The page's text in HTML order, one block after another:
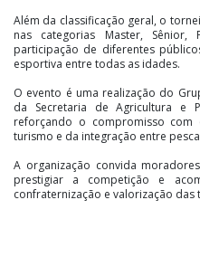
Além da classificação geral, o
nas categorias Master,
participação de diferentes
esportiva entre todas as idades.
O evento é uma realização do
da Secretaria de Agricultura e
reforçando o compromisso
turismo e da integração entre
A organização convida
prestigiar a competição e
confraternização e valorização das